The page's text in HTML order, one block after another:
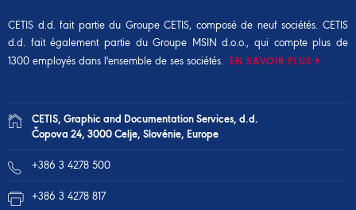
CETIS d.d. fait partie du Groupe CETIS, composé de neuf sociétés. CETIS
d.d. fait également partie duGroupe MSIN d.o.o., qui compte plus de
1300 employés dans l'ensemble de ses sociétés. EN SAVOIR PLUS
CETIS, Graphic and Documentation Services, d.d.
Čopova 24, 3000 Celje, Slovénie, Europe
+386 3 4278 500
+386 3 4278 817